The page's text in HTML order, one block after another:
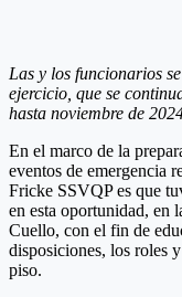
Las y los funcionarios
ejercicio, que se
hasta noviembre de
En el marco de la
eventos de emergencia
Fricke SSVQP es que
en esta oportunidad, en
Cuello, con el fin de
disposiciones, los roles
piso.